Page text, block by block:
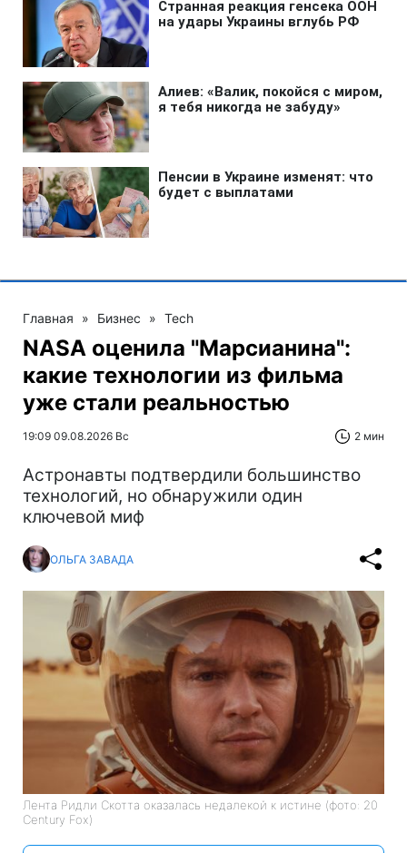
Главная » Бизнес » Tech
NASA оценила "Марсианина":
какие технологии из фильма
уже стали реальностью
19:09 09.08.2026 Вс 2 мин
Астронавты подтвердили большинство
технологий, но обнаружили один
ключевой миф
ОЛЬГА ЗАВАДА
Лента Ридли Скотта оказалась недалекой к истине (фото: 20
Century Fox)